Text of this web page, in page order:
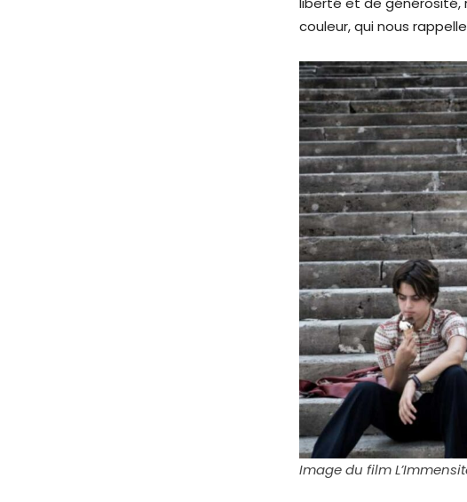
couleur, qui nous
Image du film